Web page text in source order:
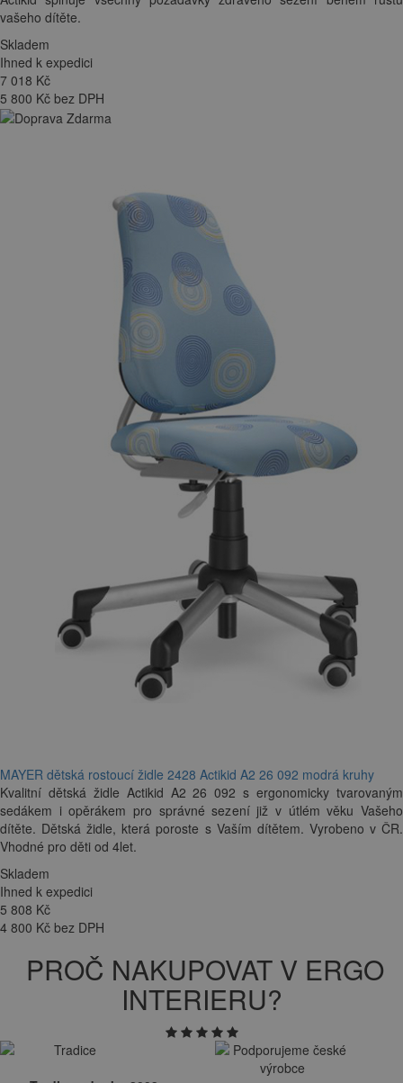
vašeho dítěte.
Skladem
Ihned k expedici
7 018 Kč
5 800 Kč bez DPH
MAYER dětská rostoucí židle 2428 Actikid A2 26 092 modrá kruhy
Kvalitní dětská židle Actikid A2 26 092 s ergonomicky tvarovaným
sedákem i opěrákem pro správné sezení již v útlém věku Vašeho
dítěte. Dětská židle, která poroste s Vaším dítětem. Vyrobeno v ČR.
Vhodné pro děti od 4let.
Skladem
Ihned k expedici
5 808 Kč
4 800 Kč bez DPH
PROČ NAKUPOVAT V ERGO
INTERIERU?